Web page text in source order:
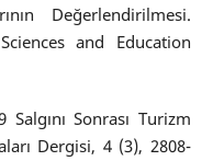
Değerlendirilmesi.
and Education
Salgını Sonrası Turizm
Dergisi, 4 (3), 2808-